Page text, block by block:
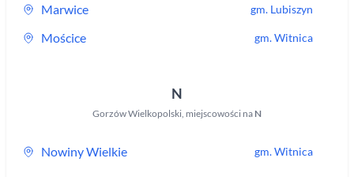
Marwice gm. Lubiszyn
Mościce gm.Witnica
N
Gorzów Wielkopolski, miejscowości na N
Nowiny Wielkie gm.Witnica